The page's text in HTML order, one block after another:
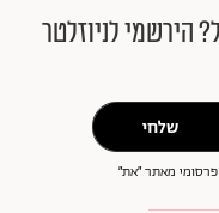
הירשמי לניוזלטר
שלחי
מאתר ״את״